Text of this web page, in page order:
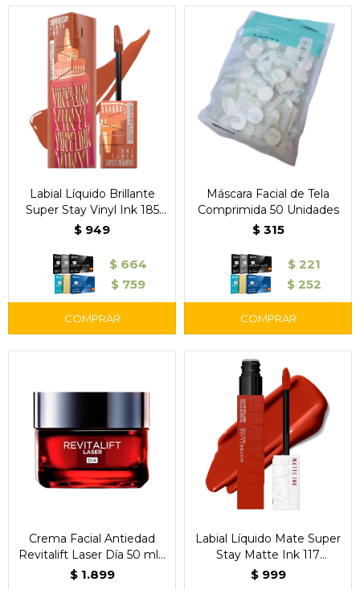
Labial Líquido Brillante
Super Stay Vinyl Ink 185
Caramel - Maybelline
$ 949
$ 664
$ 759
Máscara Facial de Tela
Comprimida 50 Unidades
$ 315
$ 221
$ 252
Crema Facial Antiedad
Revitalift Laser Día 50 ml -
L'Oréal Paris
$ 1.899
Labial Líquido Mate Super
Stay Matte Ink 117
Groundbreaker -
$ 999